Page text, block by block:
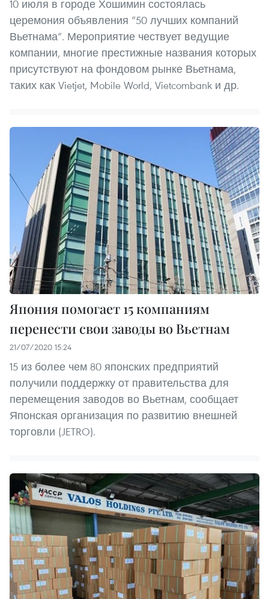
10 июля в городе Хошимин состоялась
церемония объявления “50 лучших компаний
Вьетнама”. Мероприятие чествует ведущие
компании, многие престижные названия которых
присутствуют на фондовом рынке Вьетнама,
таких как Vietjet, Mobile World, Vietcombank и др.
Япония помогает 15 компаниям
перенести свои заводы во Вьетнам
21/07/2020 15:24
15 из более чем 80 японских предприятий
получили поддержку от правительства для
перемещения заводов во Вьетнам, сообщает
Японская организация по развитию внешней
торговли (JETRO).